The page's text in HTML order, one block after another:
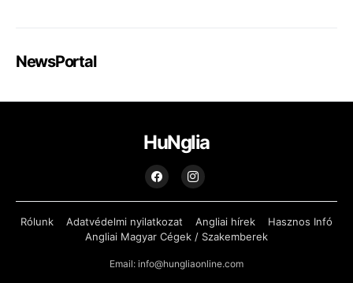
NewsPortal
HuNglia
Rólunk Adatvédelmi nyilatkozat Angliai hírek
Hasznos Infó
Angliai Magyar Cégek / Szakemberek
Email: info@hungliaonline.com